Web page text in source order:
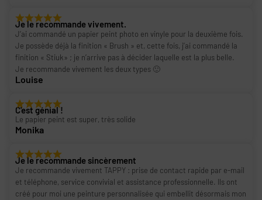
Je le recommande vivement.
J’ai commandé un papier peint photo en vinyle pour la deuxième fois.
Je possède déjà la finition « Brush » et, cette fois, j’ai commandé la
finition « Stiuk» ; je n’arrive pas à décider laquelle est la plus belle.
Je recommande vivement les deux types 🙂
Louise
C'est génial !
Le papier peint est super, très solide
Monika
Je le recommande sincèrement
Je recommande vivement TAPPY : prise de contact rapide par e-mail
et téléphone, service convivial et assistance professionnelle. Ils ont
créé pour moi une peinture personnalisée qui embellit désormais mon